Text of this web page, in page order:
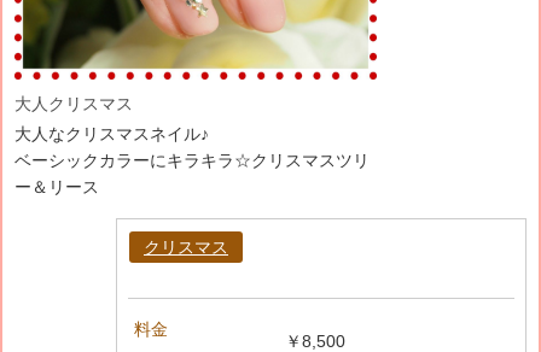
大人クリスマス
大人なクリスマスネイル♪
ベーシックカラーにキラキラ☆クリスマスツリ
ー＆リース
クリスマス
料金
￥8,500